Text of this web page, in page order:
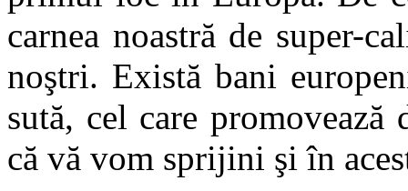
carnea noastră de super-
noştri. Există bani
sută, cel care
că vă vom sprijini şi în